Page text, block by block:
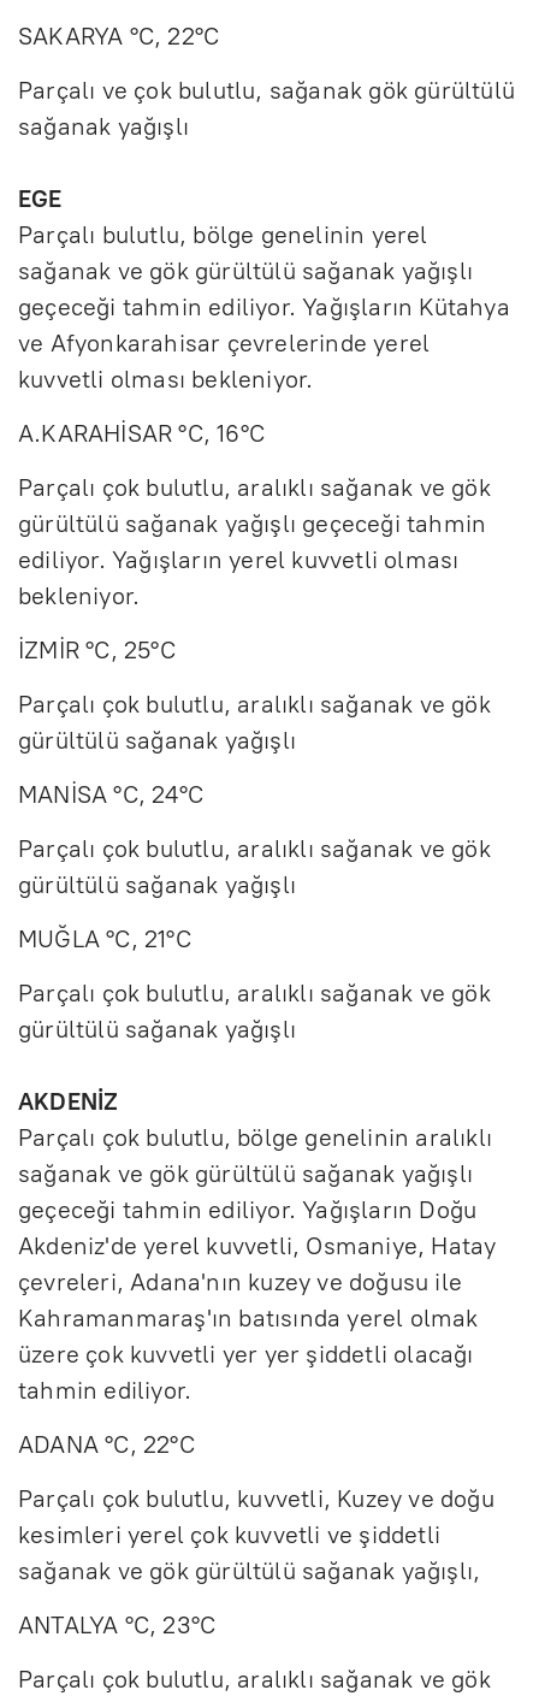
SAKARYA °C, 22°C
Parçalı ve çok bulutlu, sağanak gök gürültülü
sağanak yağışlı
EGE
Parçalı bulutlu, bölge genelinin yerel
sağanak ve gök gürültülü sağanak yağışlı
geçeceği tahmin ediliyor. Yağışların Kütahya
ve Afyonkarahisar çevrelerinde yerel
kuvvetli olması bekleniyor.
A.KARAHİSAR °C, 16°C
Parçalı çok bulutlu, aralıklı sağanak ve gök
gürültülü sağanak yağışlı geçeceği tahmin
ediliyor. Yağışların yerel kuvvetli olması
bekleniyor.
İZMİR °C, 25°C
Parçalı çok bulutlu, aralıklı sağanak ve gök
gürültülü sağanak yağışlı
MANİSA °C, 24°C
Parçalı çok bulutlu, aralıklı sağanak ve gök
gürültülü sağanak yağışlı
MUĞLA °C, 21°C
Parçalı çok bulutlu, aralıklı sağanak ve gök
gürültülü sağanak yağışlı
AKDENİZ
Parçalı çok bulutlu, bölge genelinin aralıklı
sağanak ve gök gürültülü sağanak yağışlı
geçeceği tahmin ediliyor. Yağışların Doğu
Akdeniz'de yerel kuvvetli, Osmaniye, Hatay
çevreleri, Adana'nın kuzey ve doğusu ile
Kahramanmaraş'ın batısında yerel olmak
üzere çok kuvvetli yer yer şiddetli olacağı
tahmin ediliyor.
ADANA °C, 22°C
Parçalı çok bulutlu, kuvvetli, Kuzey ve doğu
kesimleri yerel çok kuvvetli ve şiddetli
sağanak ve gök gürültülü sağanak yağışlı,
ANTALYA °C, 23°C
Parçalı çok bulutlu, aralıklı sağanak ve gök